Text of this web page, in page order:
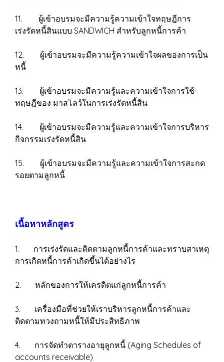
11. ผู้เข้าอบรมจะมีความรู้ความเข้าใจทฤษฎีการ
เร่งรัดหนี้สินแบบ SANDWICH สำหรับลูกหนี้การค้า
12. ผู้เข้าอบรมจะมีความรู้ความเข้าใจผลของการเป็น
หนี้
13. ผู้เข้าอบรมจะมีความรู้และความเข้าใจการใช้
ทฤษฎีของ มาสโลว์ในการเร่งรัดหนี้สิน
14. ผู้เข้าอบรมจะมีความรู้และความเข้าใจการบริหาร
กิจกรรมเร่งรัดหนี้สิน
15. ผู้เข้าอบรมจะมีความรู้และความเข้าใจการสะกด
รอยตามลูกหนี้
เนื้อหาหลักสูตร
1. การเร่งรัดและติดตามลูกหนี้การค้าและทราบสาเหตุ
การเกิดหนี้การค้าเกิดขึ้นได้อย่างไร
2. หลักของการให้เครดิตแก่ลูกหนี้การค้า
3. เครื่องมือที่ช่วยให้เราบริหารลูกหนี้การค้าและ
ติดตามทวงถามหนี้ให้มีประสิทธิภาพ
4. การจัดทำตารางอายุลูกหนี้ (Aging Schedules of
accounts receivable)